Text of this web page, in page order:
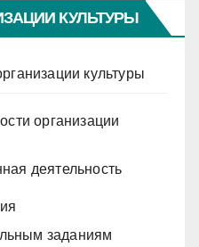
КУЛЬТУРЫ
культуры
организации
деятельность
заданиям